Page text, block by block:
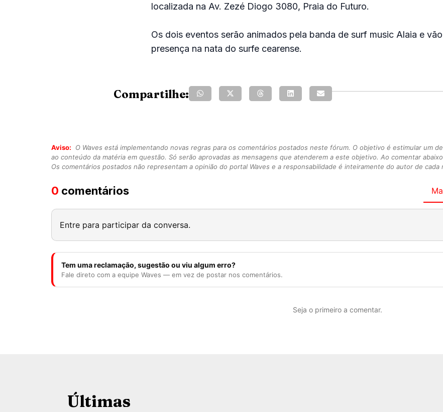
localizada na Av. Zezé Diogo 3080, Praia do Futuro.
Os dois eventos serão animados pela banda de surf music Alaia e
presença na nata do surfe cearense.
Compartilhe:
Aviso:
O Waves está implementando novas regras para os comentários postados neste fórum. O objetivo é estimular um
ao conteúdo da matéria em questão. Só serão aprovadas as mensagens que atenderem a este objetivo. Ao comentar
Os comentários postados não representam a opinião do portal Waves e a responsabilidade é inteiramente do autor de cada
0 comentários
Entre para participar da conversa.
Tem uma reclamação, sugestão ou viu algum erro?
Fale direto com a equipe Waves — em vez de postar nos comentários.
Seja o primeiro a comentar.
Últimas